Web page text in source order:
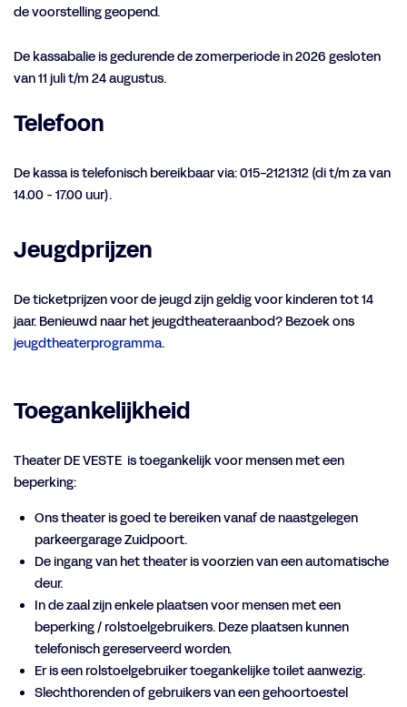
de voorstelling geopend.
De kassabalie is gedurende de zomerperiode in 2026 gesloten
van 11 juli t/m 24 augustus.
Telefoon
De kassa is telefonisch bereikbaar via: 015-2121312 (di t/m za van
14.00 - 17.00 uur).
Jeugdprijzen
De ticketprijzen voor de jeugd zijn geldig voor kinderen tot 14
jaar. Benieuwd naar het jeugdtheateraanbod? Bezoek ons
jeugdtheaterprogramma.
Toegankelijkheid
Theater DE VESTE is toegankelijk voor mensen met een
beperking:
Ons theater is goed te bereiken vanaf de naastgelegen
parkeergarage Zuidpoort.
De ingang van het theater is voorzien van een automatische
deur.
In de zaal zijn enkele plaatsen voor mensen met een
beperking / rolstoelgebruikers. Deze plaatsen kunnen
telefonisch gereserveerd worden.
Er is een rolstoelgebruiker toegankelijke toilet aanwezig.
Slechthorenden of gebruikers van een gehoortoestel